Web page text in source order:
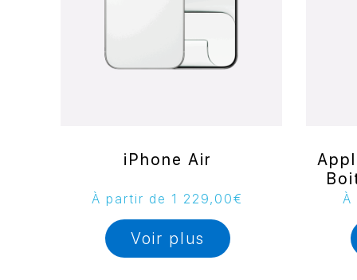
iPhone Air
À partir de 1 229,00€
Voir plus
À